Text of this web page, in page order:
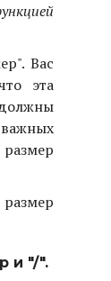
Вас
эта
и "/".